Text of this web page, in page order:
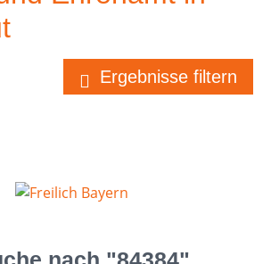
Ergebnisse filtern